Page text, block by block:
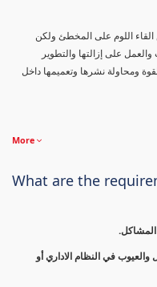
القاء اللوم على المخطئ ولكن
على إزالتها والتطوير
ومحاولة نشرها وتعميمها داخل
More
What are the
المشاكل.
في النظام الاداري أو